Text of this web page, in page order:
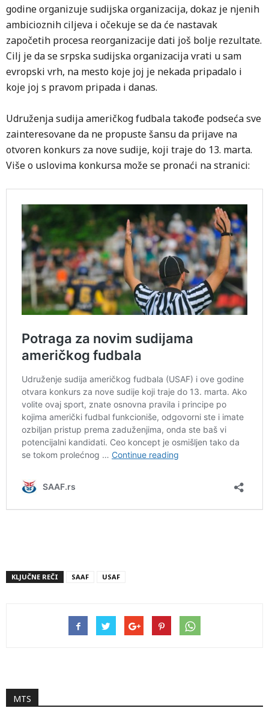
godine organizuje sudijska organizacija, dokaz je njenih
ambicioznih ciljeva i očekuje se da će nastavak
započetih procesa reorganizacije dati još bolje rezultate.
Cilj je da se srpska sudijska organizacija vrati u sam
evropski vrh, na mesto koje joj je nekada pripadalo i
koje joj s pravom pripada i danas.
Udruženja sudija američkog fudbala takođe podseća sve
zainteresovane da ne propuste šansu da prijave na
otvoren konkurs za nove sudije, koji traje do 13. marta.
Više o uslovima konkursa može se pronaći na stranici:
KLJUČNE REČI SAAF USAF
MTS